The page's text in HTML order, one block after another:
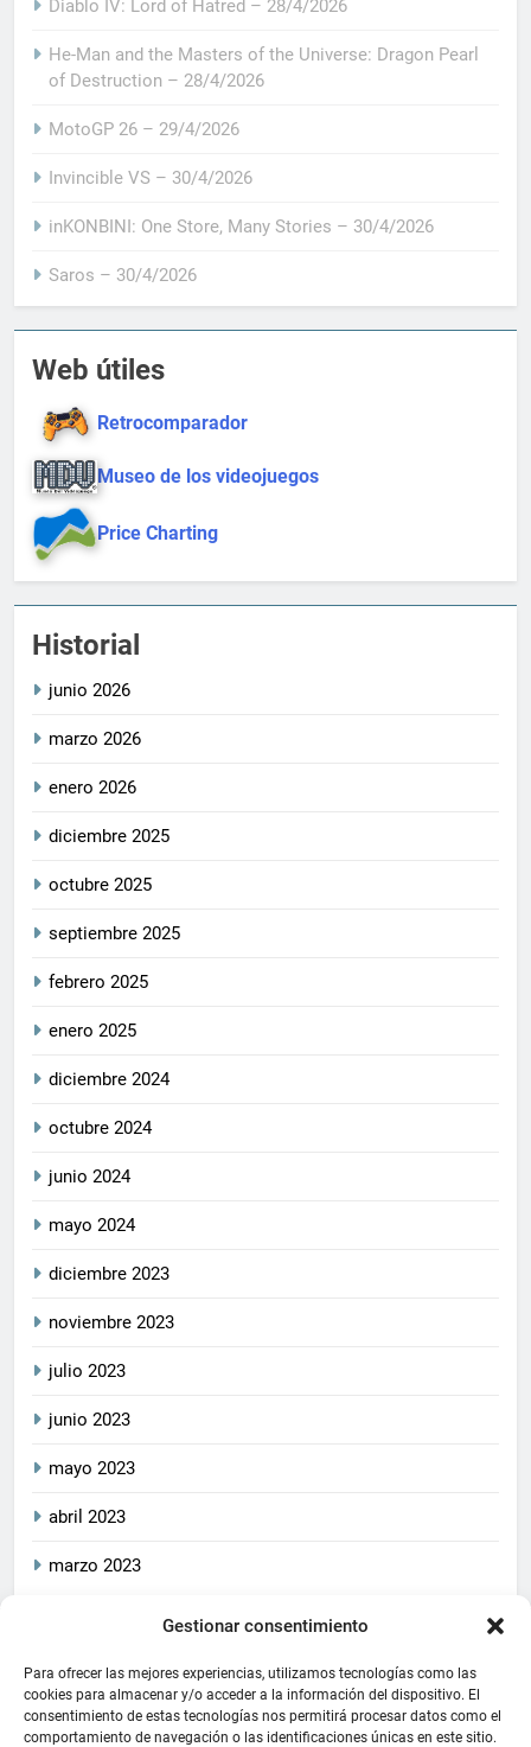
Gestionar consentimiento
Para ofrecer las mejores experiencias, utilizamos tecnologías como las
cookies para almacenar y/o acceder a la información del dispositivo. El
consentimiento de estas tecnologías nos permitirá procesar datos como el
comportamiento de navegación o las identificaciones únicas en este sitio.
Diablo IV: Lord of Hatred – 28/4/2026
He-Man and the Masters of the Universe: Dragon Pearl
of Destruction – 28/4/2026
MotoGP 26 – 29/4/2026
Invincible VS – 30/4/2026
inKONBINI: One Store, Many Stories – 30/4/2026
Saros – 30/4/2026
Web útiles
Retrocomparador
Museo de los videojuegos
Price Charting
Historial
junio 2026
marzo 2026
enero 2026
diciembre 2025
octubre 2025
septiembre 2025
febrero 2025
enero 2025
diciembre 2024
octubre 2024
junio 2024
mayo 2024
diciembre 2023
noviembre 2023
julio 2023
junio 2023
mayo 2023
abril 2023
marzo 2023
los derechos reservados.
Este blog cumple con las
leyes de privacidad y
Política De CookiesAviso Legal